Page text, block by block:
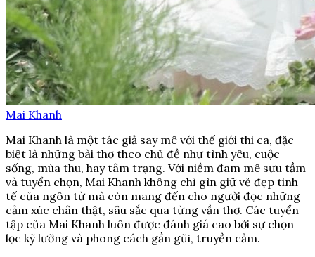
Mai Khanh
Mai Khanh là một tác giả say mê với thế giới thi ca, đặc
biệt là những bài thơ theo chủ đề như tình yêu, cuộc
sống, mùa thu, hay tâm trạng. Với niềm đam mê sưu tầm
và tuyển chọn, Mai Khanh không chỉ gìn giữ vẻ đẹp tinh
tế của ngôn từ mà còn mang đến cho người đọc những
cảm xúc chân thật, sâu sắc qua từng vần thơ. Các tuyển
tập của Mai Khanh luôn được đánh giá cao bởi sự chọn
lọc kỹ lưỡng và phong cách gần gũi, truyền cảm.